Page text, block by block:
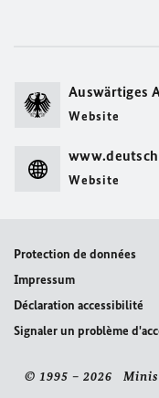
Auswärtiges
Website
Website
Protection de données
Impressum
Déclaration accessibilité
Signaler un problème
© 1995 – 2026